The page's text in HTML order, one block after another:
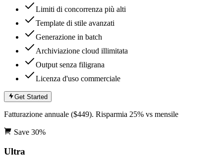
Limiti di concorrenza più alti
Template di stile avanzati
Generazione in batch
Archiviazione cloud illimitata
Output senza filigrana
Licenza d'uso commerciale
Get Started
Fatturazione annuale ($449). Risparmia 25% vs mensile
Save 30%
Ultra